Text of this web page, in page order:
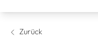
Zurück